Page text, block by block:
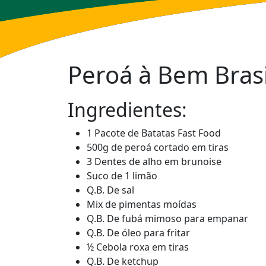
Peroá à Bem
Ingredientes:
1 Pacote de Batatas Fast Food
500g de peroá cortado em tiras
3 Dentes de alho em brunoise
Suco de 1 limão
Q.B. De sal
Mix de pimentas moídas
Q.B. De fubá mimoso para empanar
Q.B. De óleo para fritar
½ Cebola roxa em tiras
Q.B. De ketchup